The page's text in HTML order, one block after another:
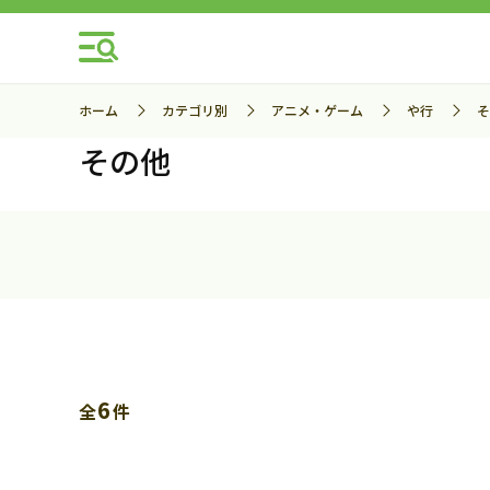
ホーム カテゴリ別 アニメ・ゲーム や行
その他
全6件